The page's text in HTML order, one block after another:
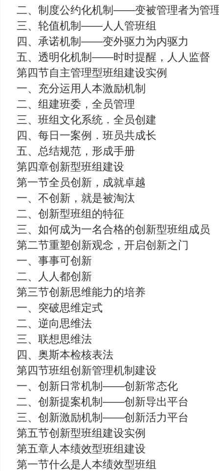
二、制度公约化机制——变被管理者为管
三、轮值机制——人人管班组
四、承诺机制——变外驱力为内驱力
五、透明化机制——时时提醒，人人监督
第四节自主管理型班组建设实例
一、充分运用人本激励机制
二、组建班委，全员管理
三、班组文化系统．全员创建
四、每日一案例．班员共成长
五、总结规范，形成手册
第四章创新型班组建设
第一节全员创新，成就卓越
一、不创新，就是被淘汰
二、创新型班组的特征
三、如何成为一名合格的创新型班组成员
第二节重塑创新观念，开启创新之门
一、事事可创新
二、人人都创新
第三节创新思维能力的培养
一、突破思维定式
二、逆向思维法
三、联想思维法
四、奥斯本检核表法
第四节班组创新管理机制建设
一、创新日常机制——创新常态化
二、创新提案机制——创新导出平台
三、创新激励机制——创新活力平台
第五节创新型班组建设实例
第五章人本绩效型班组建设
第一节什么是人本绩效型班组